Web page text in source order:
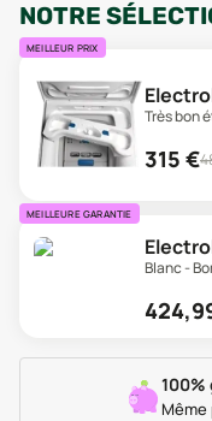
NOTRE
MEILLEUR PRIX
Très bon
315 €
MEILLEURE GARANTIE
Blanc -